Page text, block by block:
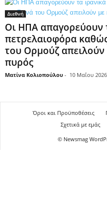
Διεθνή
Οι ΗΠΑ απαγορεύουν
πετρελαιοφόρα
του Ορμούζ
πυρός
Ματίνα Κολιοπούλου - 10 Μαΐου 2026
Όροι και Προϋποθέσεις
Σχετικά με εμάς
© Newsmag